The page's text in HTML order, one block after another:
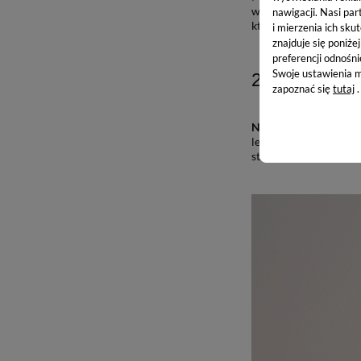
nawigacji. Nasi
i mierzenia ich
znajduje się
preferencji
Swoje ustawienia
zapoznać siętutaj.
wśród perfumMade
która często
2.
Niewątpliwym
lekkich, owocowych
stworzyć zestaw dla